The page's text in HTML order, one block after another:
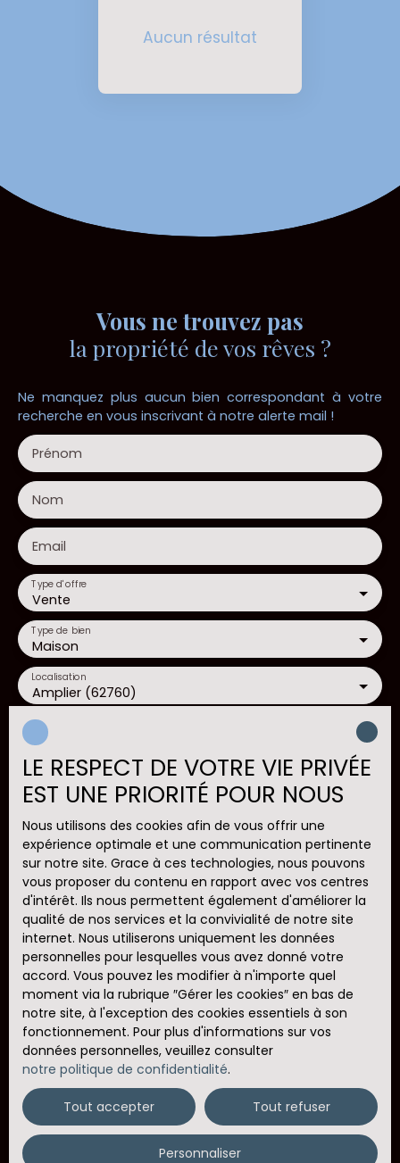
Aucun résultat
Vous ne trouvez pas
la propriété de vos rêves ?
Ne manquez plus aucun bien correspondant à votre
recherche en vous inscrivant à notre alerte mail !
Prénom
Nom
Email
Vente
Type d'offre
Maison
Type de bien
Amplier (62760)
Localisation
Budget max (€)
Surface min (m²)
Pièces min
J'accepte le traitement de mes données
personnelles conformément au RGPD. Si vous ne
souhaitez pas faire l'objet de prospection
commerciale par voie téléphonique, vous pouvez
vous inscrire gratuitement sur la liste d'opposition
au démarchage téléphonique, prévu par l'article
L223-1 du code de la consommation, sur le site
Internet www.bloctel.gouv.fr ou par courrier
adressé à :
Société Worldline, Service Bloctel, CS 61311, 41013
BLOIS CEDEX.
Pour en savoir plus sur le traitement de vos
données personnelles, veuillez consulter notre
politique de confidentialité.
LE RESPECT DE VOTRE VIE PRIVÉE
EST UNE PRIORITÉ POUR NOUS
Nous utilisons des cookies afin de vous offrir une
expérience optimale et une communication pertinente
sur notre site. Grace à ces technologies, nous pouvons
vous proposer du contenu en rapport avec vos centres
d'intérêt. Ils nous permettent également d'améliorer la
qualité de nos services et la convivialité de notre site
internet. Nous utiliserons uniquement les données
personnelles pour lesquelles vous avez donné votre
accord. Vous pouvez les modifier à n'importe quel
moment via la rubrique ″Gérer les cookies″ en bas de
notre site, à l'exception des cookies essentiels à son
fonctionnement. Pour plus d'informations sur vos
données personnelles, veuillez consulter
notre politique de confidentialité.
Tout accepter Tout refuser
Personnaliser